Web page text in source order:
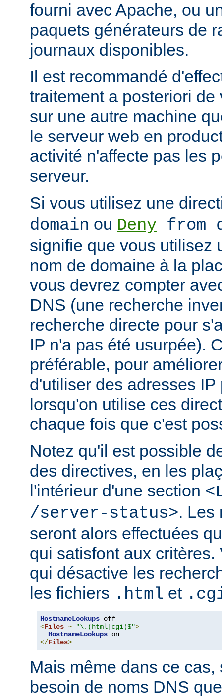
fourni avec Apache, ou
paquets générateurs de
journaux disponibles.
Il est recommandé
traitement a posteriori
sur une autre machine
le serveur web en
activité n'affecte pas les
serveur.
Si vous utilisez une
domain ou Deny from
signifie que vous utilisez
nom de domaine à la
vous devrez compter
DNS (une recherche
recherche directe pour
IP n'a pas été usurpée).
préférable, pour
d'utiliser des adresses
lorsqu'on utilise ces
chaque fois que c'est
Notez qu'il est possible
des directives, en les
l'intérieur d'une section
/server-status>. Les
seront alors effectuées
qui satisfont aux critères.
qui désactive les
les fichiers .html et
HostnameLookups
<Files ~ "\.(html|cgi)$">
HostnameLookups
</Files>
Mais même dans ce cas,
besoin de noms DNS